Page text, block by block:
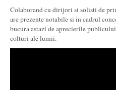
Colaborand cu dirijori si solisti de
are prezente notabile si in cadrul
bucura astazi de aprecierile
colturi ale lumii.